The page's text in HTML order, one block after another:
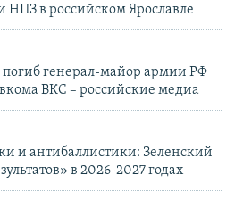
НПЗ в российском Ярославле
генерал-майор армии РФ
ВКС – российские медиа
и антибаллистики: Зеленский
в 2026-2027 годах